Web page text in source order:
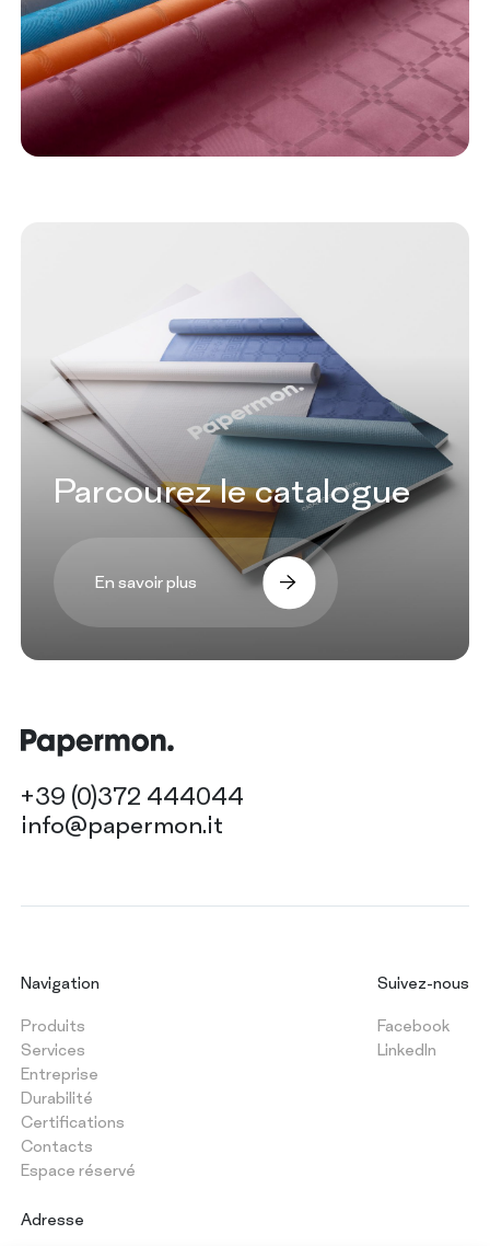
Parcourez le catalogue
En savoir plus
+39 (0)372 444044
info@papermon.it
Navigation
Produits
Services
Entreprise
Durabilité
Certifications
Contacts
Espace réservé
Suivez-nous
Facebook
LinkedIn
Adresse